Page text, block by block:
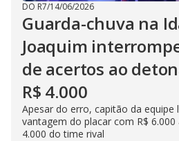
DO R7/14/06/2026
Guarda-chuva na
Joaquim
de acertos ao
R$ 4.000
Apesar do erro, capitão da equipe
vantagem do placar com R$
4.000 do time rival